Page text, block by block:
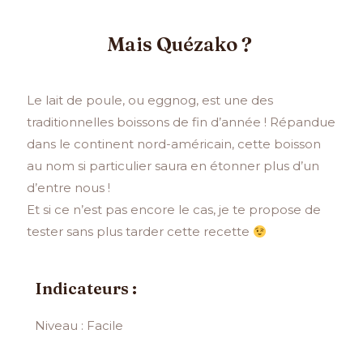
Mais Quézako ?
Le lait de poule, ou eggnog, est une des
traditionnelles boissons de fin d’année ! Répandue
dans le continent nord-américain, cette boisson
au nom si particulier saura en étonner plus d’un
d’entre nous !
Et si ce n’est pas encore le cas, je te propose de
tester sans plus tarder cette recette
Indicateurs :
Niveau : Facile